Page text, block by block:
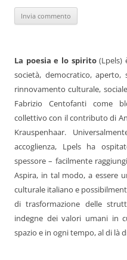
La poesia e lo spirito(Lpels)
società, democratico,
rinnovamento culturale,
Fabrizio Centofanti come
collettivo con il contributo di
Krauspenhaar.
accoglienza, Lpels ha
spessore – facilmente
Aspira, in tal modo, a essere
culturale italiano e
di trasformazione delle
indegne dei valori umani in
spazio e in ogni tempo, al di là